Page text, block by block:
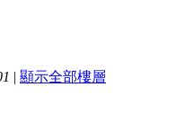
| 顯示全部樓層